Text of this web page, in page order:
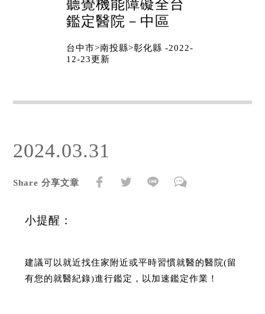
聽覺機能障礙全台
鑑定醫院－中區
台中市>南投縣>彰化縣 -2022-
12-23更新
2024.03.31
Share 分享文章
小提醒：
建議可以就近找住家附近或平時習慣就醫的醫院(留
有您的就醫紀錄)進行鑑定，以加速鑑定作業！